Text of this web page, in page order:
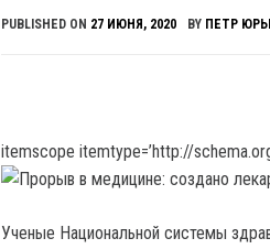
PUBLISHED ON 27 ИЮНЯ, 2020 BY ПЕТР
itemscope itemtype=’http://
Ученые Национальной системы